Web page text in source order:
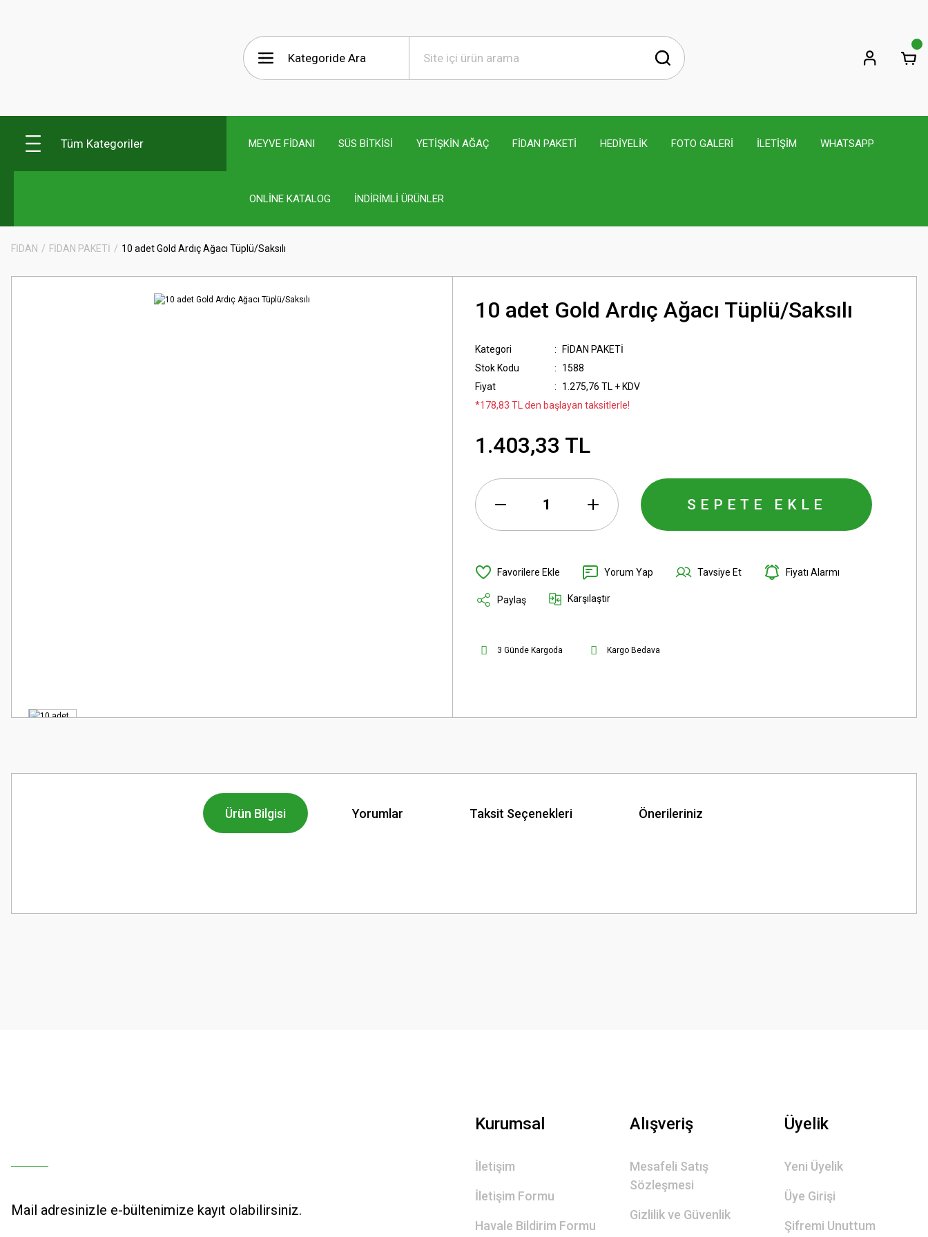
Tüm Kategoriler MEYVE FİDANI SÜS BİTKİSİ YETİŞKİN AĞAÇ FİDAN PAKETİ HEDİYELİK FOTO GALERİ İLETİŞİM WHATSAPP
ONLİNE KATALOG İNDİRİMLİ ÜRÜNLER
FİDAN FİDAN PAKETİ 10 adet Gold Ardıç Ağacı Tüplü/Saksılı
10 adet Gold Ardıç Ağacı Tüplü/Saksılı
Kategori
FİDAN PAKETİ
Stok Kodu
1588
Fiyat
1.275,76 TL + KDV
*178,83 TL den başlayan taksitlerle!
1.403,33 TL
SEPETE EKLE
Yorum Yap Tavsiye Et Fiyatı Alarmı
Paylaş Karşılaştır
3 Günde Kargoda Kargo Bedava
Ürün Bilgisi Yorumlar Taksit Seçenekleri Önerileriniz
Görüş ve önerileriniz için teşekkür ederiz.
Mail adresinizle e-bültenimize kayıt olabilirsiniz.
Kurumsal
İletişim
İletişim Formu
Havale Bildirim Formu
Alışveriş
Mesafeli Satış
Sözleşmesi
Gizlilik ve Güvenlik
Üyelik
Yeni Üyelik
Üye Girişi
Şifremi Unuttum